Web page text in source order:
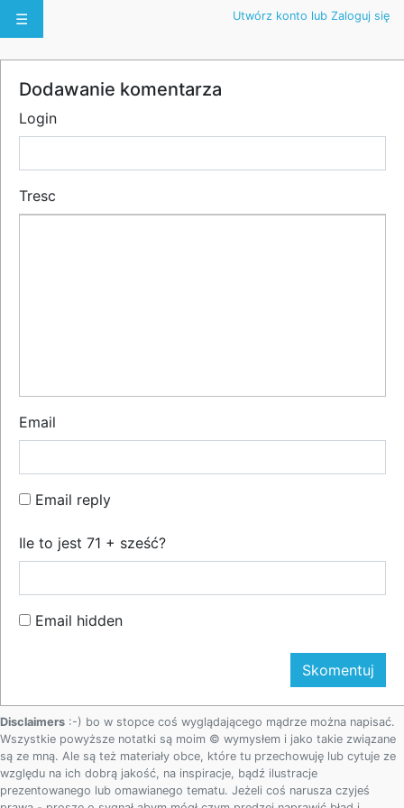
☰ Utwórz konto lub Zaloguj się
Dodawanie komentarza
Login
Tresc
Email
Email reply
Ile to jest 71 + sześć?
Email hidden
Disclaimers :-) bo w stopce coś wyglądającego mądrze można napisać.
Wszystkie powyższe notatki są moim © wymysłem i jako takie związane
są ze mną. Ale są też materiały obce, które tu przechowuję lub cytuje ze
względu na ich dobrą jakość, na inspiracje, bądź ilustracje
prezentowanego lub omawianego tematu. Jeżeli coś narusza czyjeś